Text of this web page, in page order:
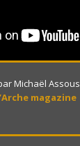
Michaël Assous
magazine